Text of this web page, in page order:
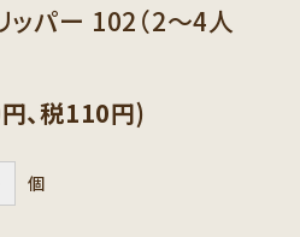
ッパー 102（2～4人
、税110円)
個